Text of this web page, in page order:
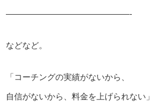
———————————————-
などなど。
「コーチングの実績がないから、
自信がないから、料金を上げられない」